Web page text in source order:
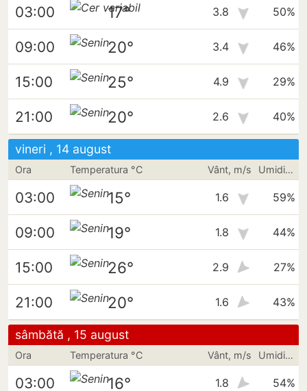
03:00 17° 3.8 50%
09:00 20° 3.4 46%
15:00 25° 4.9 29%
21:00 20° 2.6 40%
vineri , 14 august
Ora Temperatura °C Vânt, m/s Umiditate
03:00 15° 1.6 59%
09:00 19° 1.8 44%
15:00 26° 2.9 27%
21:00 20° 1.6 43%
sâmbătă , 15 august
Ora Temperatura °C Vânt, m/s Umiditate
03:00 16° 1.8 54%